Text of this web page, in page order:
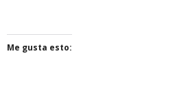
Me gusta esto: